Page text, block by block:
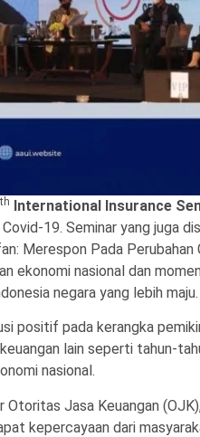
th International Insurance
19. Seminar yang juga
Merespon Pada Perubahan
ekonomi nasional dan
negara yang lebih maju.
positif pada kerangka
lain seperti tahun-
nasional.
Jasa Keuangan
kepercayaan dari